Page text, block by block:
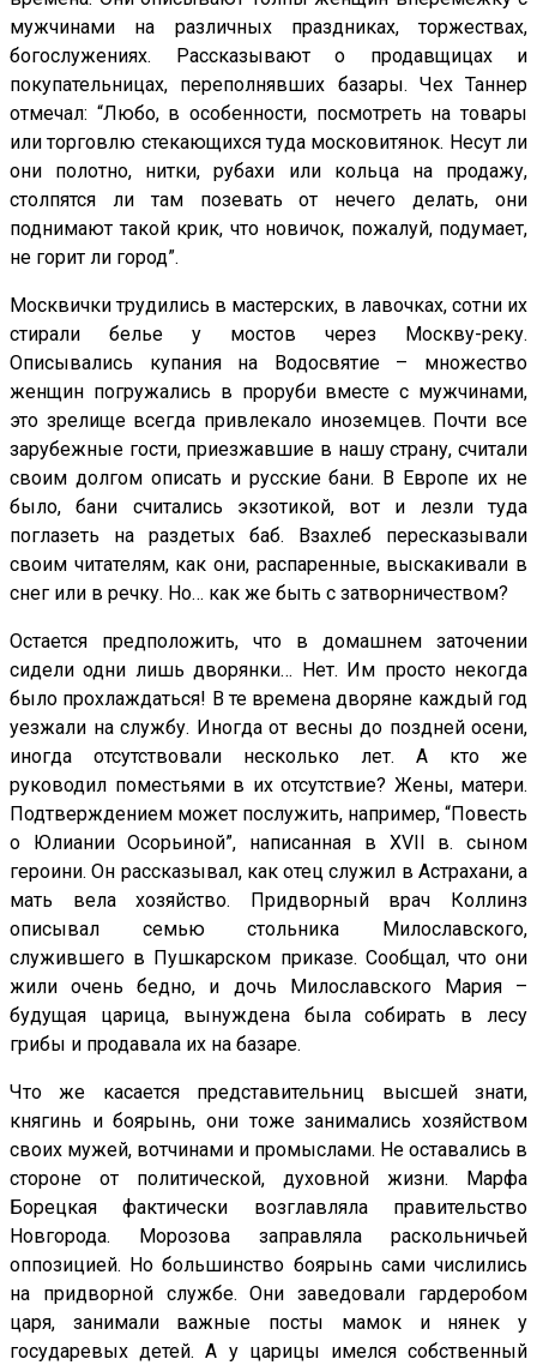
мужчинами на различных праздниках, торжествах,
богослужениях. Рассказывают о продавщицах и
покупательницах, переполнявших базары. Чех Таннер
отмечал: “Любо, в особенности, посмотреть на товары
или торговлю стекающихся туда московитянок. Несут ли
они полотно, нитки, рубахи или кольца на продажу,
столпятся ли там позевать от нечего делать, они
поднимают такой крик, что новичок, пожалуй, подумает,
не горит ли город”.
Москвички трудились в мастерских, в лавочках, сотни их
стирали белье у мостов через Москву-реку.
Описывались купания на Водосвятие – множество
женщин погружались в проруби вместе с мужчинами,
это зрелище всегда привлекало иноземцев. Почти все
зарубежные гости, приезжавшие в нашу страну, считали
своим долгом описать и русские бани. В Европе их не
было, бани считались экзотикой, вот и лезли туда
поглазеть на раздетых баб. Взахлеб пересказывали
своим читателям, как они, распаренные, выскакивали в
снег или в речку. Но… как же быть с затворничеством?
Остается предположить, что в домашнем заточении
сидели одни лишь дворянки… Нет. Им просто некогда
было прохлаждаться! В те времена дворяне каждый год
уезжали на службу. Иногда от весны до поздней осени,
иногда отсутствовали несколько лет. А кто же
руководил поместьями в их отсутствие? Жены, матери.
Подтверждением может послужить, например, “Повесть
о Юлиании Осорьиной”, написанная в XVII в. сыном
героини. Он рассказывал, как отец служил в Астрахани, а
мать вела хозяйство. Придворный врач Коллинз
описывал семью стольника Милославского,
служившего в Пушкарском приказе. Сообщал, что они
жили очень бедно, и дочь Милославского Мария –
будущая царица, вынуждена была собирать в лесу
грибы и продавала их на базаре.
Что же касается представительниц высшей знати,
княгинь и боярынь, они тоже занимались хозяйством
своих мужей, вотчинами и промыслами. Не оставались в
стороне от политической, духовной жизни. Марфа
Борецкая фактически возглавляла правительство
Новгорода. Морозова заправляла раскольничьей
оппозицией. Но большинство боярынь сами числились
на придворной службе. Они заведовали гардеробом
царя, занимали важные посты мамок и нянек у
государевых детей. А у царицы имелся собственный